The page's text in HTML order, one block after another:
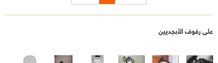
على رفوف الأبجديين